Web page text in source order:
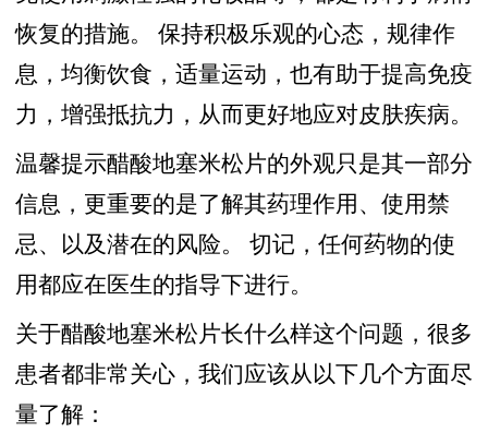
恢复的措施。 保持积极乐观的心态，规律作
息，均衡饮食，适量运动，也有助于提高免疫
力，增强抵抗力，从而更好地应对皮肤疾病。
温馨提示醋酸地塞米松片的外观只是其一部分
信息，更重要的是了解其药理作用、使用禁
忌、以及潜在的风险。 切记，任何药物的使
用都应在医生的指导下进行。
关于醋酸地塞米松片长什么样这个问题，很多
患者都非常关心，我们应该从以下几个方面尽
量了解：